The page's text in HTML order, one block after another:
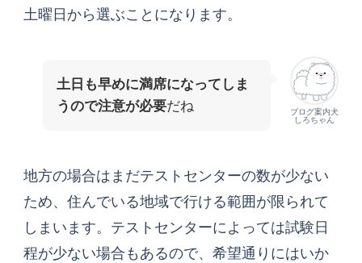
土曜日から選ぶことになります。
ブログ案内犬
しろちゃん
土日も早めに満席になってしま
うので注意が必要だね
地方の場合はまだテストセンターの数が少ない
ため、住んでいる地域で行ける範囲が限られて
しまいます。テストセンターによっては試験日
程が少ない場合もあるので、希望通りにはいか